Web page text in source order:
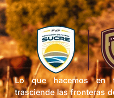
Lo que hacemos en
trasciende las fronteras